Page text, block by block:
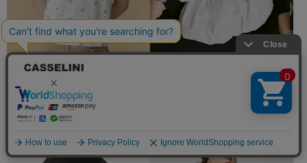
20%OFF 2BUY10％OFF 3BUY15％OFF対象
キャセリーニ
【UMBRO × Casselini】花柄ロゴTシ
ャツ
ビッグサイドダブルリボンバッグ